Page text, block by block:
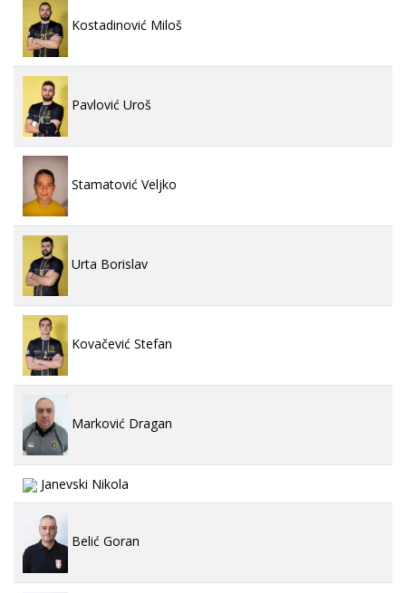
Kostadinović Miloš
Pavlović Uroš
Stamatović Veljko
Urta Borislav
Kovačević Stefan
Marković Dragan
Janevski Nikola
Belić Goran